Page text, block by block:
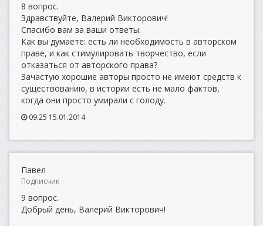
8 вопрос.
Здравствуйте, Валерий Викторович!
Спасибо вам за ваши ответы.
Как вы думаете: есть ли необходимость в авторском
праве, и как стимулировать творчество, если
отказаться от авторского права?
Зачастую хорошие авторы просто не имеют средств к
существованию, в истории есть не мало фактов,
когда они просто умирали с голоду.
09:25 15.01.2014
Павел
Подписчик
9 вопрос.
Добрый день, Валерий Викторович!